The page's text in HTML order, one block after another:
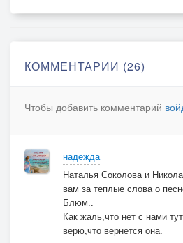
От любви пьяны.
КОММЕНТАРИИ (26)
Чтобы добавить комментарий
надежда
Наталья Соколова и
вам за теплые слова о
Блюм..
Как жаль,что нет с нами
верю,что вернется она.